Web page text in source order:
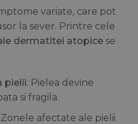
variate, care pot
la sever. Printre cele
dermatitei atopice se
pielii: Pielea devine
si fragila.
Zonele afectate ale pielii